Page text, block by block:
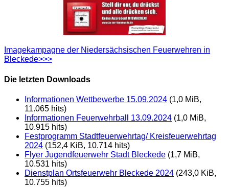
Imagekampagne der Niedersächsischen Feuerwehren in
Bleckede>>>
Die letzten Downloads
Informationen Wettbewerbe 15.09.2024 (1,0 MiB,
11.065 hits)
Informationen Feuerwehrball 13.09.2024 (1,0 MiB,
10.915 hits)
Festprogramm Stadtfeuerwehrtag/ Kreisfeuerwehrtag
2024 (152,4 KiB, 10.714 hits)
Flyer Jugendfeuerwehr Stadt Bleckede (1,7 MiB,
10.531 hits)
Dienstplan Ortsfeuerwehr Bleckede 2024 (243,0 KiB,
10.755 hits)